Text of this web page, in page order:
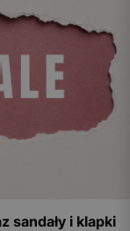
sandały i klapki